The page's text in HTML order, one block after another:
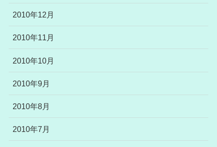
2010年12月
2010年11月
2010年10月
2010年9月
2010年8月
2010年7月